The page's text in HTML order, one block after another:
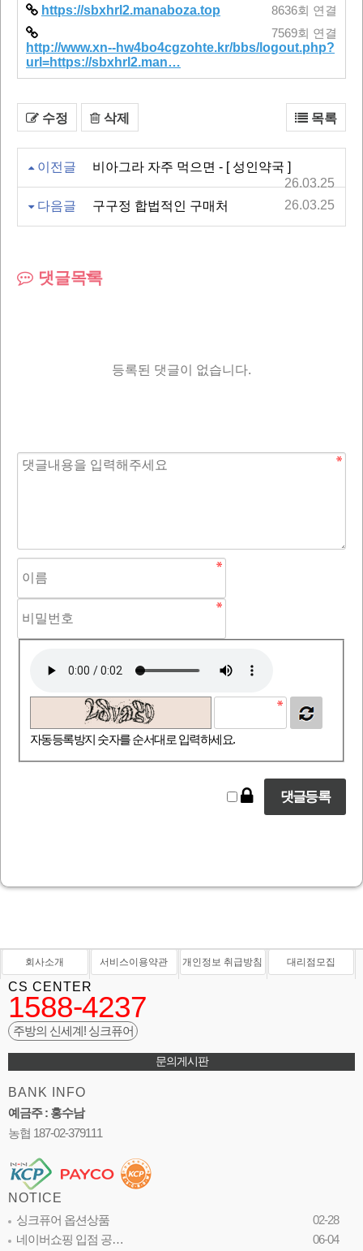
https://sbxhrl2.manaboza.top 8636회 연결
http://www.xn--hw4bo4cgzohte.kr/bbs/logout.php?
url=https://sbxhrl2.man…
7569회 연결
수정 삭제 목록
이전글
비아그라 자주 먹으면 - [ 성인약국 ]
26.03.25
다음글
구구정 합법적인 구매처 26.03.25
댓글목록
등록된 댓글이 없습니다.
자동등록방지 숫자를 순서대로 입력하세요.
회사소개 서비스이용약관 개인정보 취급방침 대리점모집
CS CENTER
1588-4237
주방의 신세계! 싱크퓨어
문의게시판
BANK INFO
예금주 : 홍수남
농협 187-02-379111
NOTICE
싱크퓨어 옵션상품
02-28
네이버쇼핑 입점 공…
06-04